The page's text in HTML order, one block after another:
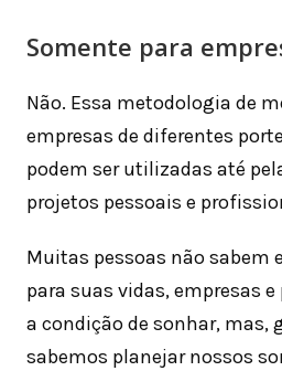
Somente para
Não. Essa metodologia de
empresas de diferentes
podem ser utilizadas até
projetos pessoais e
Muitas pessoas não sabem
para suas vidas, empresas
a condição de sonhar, mas,
sabemos planejar nossos